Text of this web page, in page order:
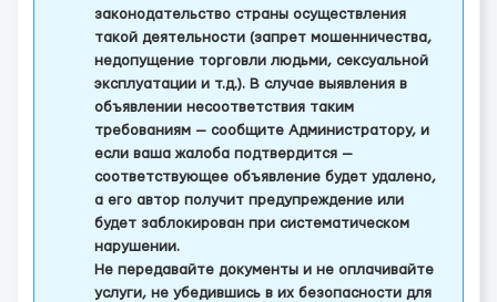
законодательство страны осуществления
такой деятельности (запрет мошенничества,
недопущение торговли людьми, сексуальной
эксплуатации и т.д.). В случае выявления в
объявлении несоответствия таким
требованиям — сообщите Администратору, и
если ваша жалоба подтвердится —
соответствующее объявление будет удалено,
а его автор получит предупреждение или
будет заблокирован при систематическом
нарушении.
Не передавайте документы и не оплачивайте
услуги, не убедившись в их безопасности для